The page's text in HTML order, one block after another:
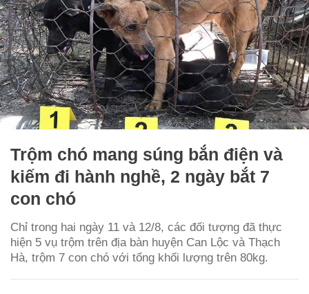
Trộm chó mang súng bắn điện và
kiếm đi hành nghề, 2 ngày bắt 7
con chó
Chỉ trong hai ngày 11 và 12/8, các đối tượng đã thực
hiện 5 vụ trộm trên địa bàn huyện Can Lộc và Thạch
Hà, trộm 7 con chó với tổng khối lượng trên 80kg.